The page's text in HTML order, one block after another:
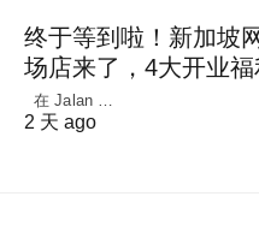
终于等到啦！新加坡
场店来了，4大开业福
在 Jalan …
2 天 ago